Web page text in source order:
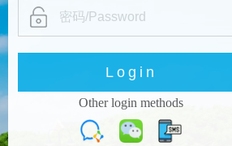
Other login methods